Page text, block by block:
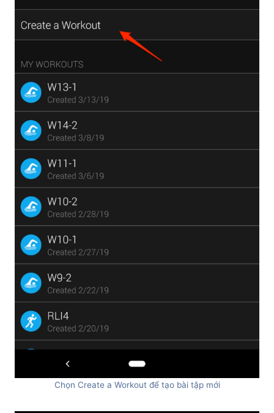
Chọn Create a Workout để tạo bài tập mới